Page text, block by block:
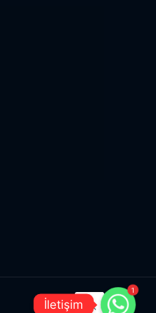
1
İletişim